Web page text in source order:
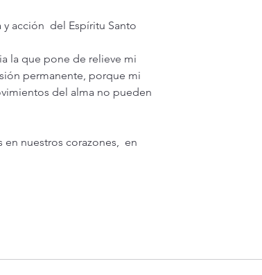
acción  del Espíritu Santo
la que pone de relieve mi
permanente, porque mi
del alma no pueden
nuestros corazones,  en